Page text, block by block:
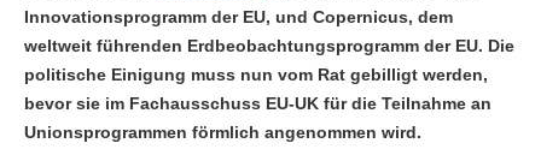
Innovationsprogramm der EU, und Copernicus, dem
weltweit führenden Erdbeobachtungsprogramm der EU. Die
politische Einigung muss nun vom Rat gebilligt werden,
bevor sie im Fachausschuss EU-UK für die Teilnahme an
Unionsprogrammen förmlich angenommen wird.